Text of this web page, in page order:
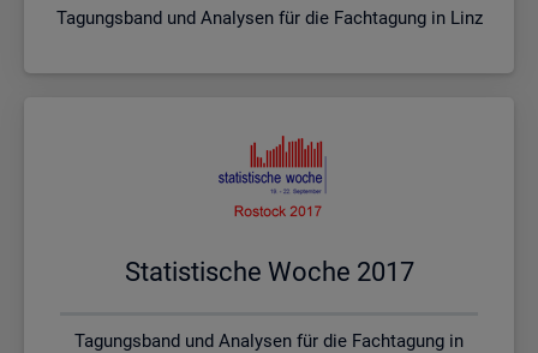
Tagungsband und Analysen für die Fachtagung in Linz
Sta­tis­ti­sche Woche 2017
Tagungsband und Analysen für die Fachtagung in